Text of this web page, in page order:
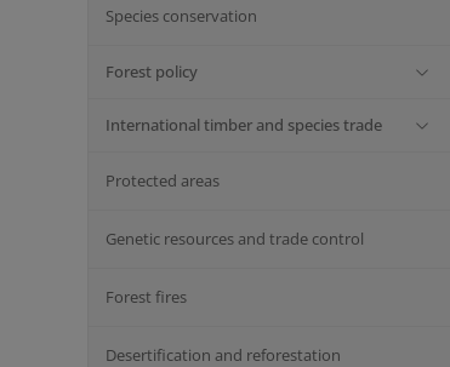
Species conservation
Forest policy
International timber and species trade
Protected areas
Genetic resources and trade control
Forest fires
Desertification and reforestation